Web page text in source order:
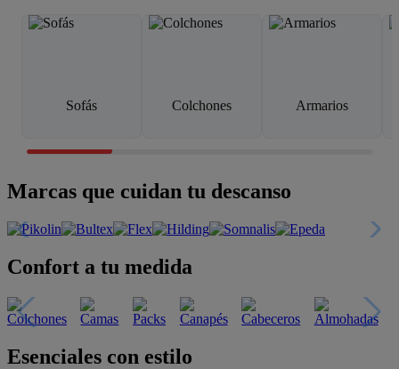
Sofás Colchones Armarios
Marcas que cuidan tu descanso
Confort a tu medida
Esenciales con estilo